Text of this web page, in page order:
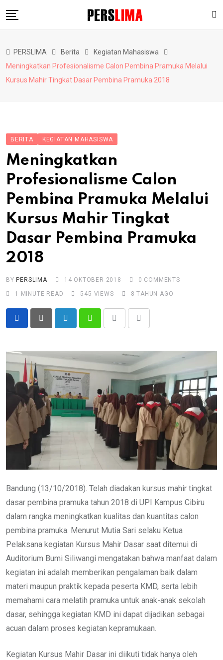
to
Pendidikan
Hiburan
PERSLIMA Berita
Kegiatan Mahasiswa
Meningkatkan Profesionalisme Calon Pembina Pramuka Melalui
Kursus Mahir Tingkat Dasar Pembina Pramuka 2018
BERITA KEGIATAN MAHASISWA
Meningkatkan
Profesionalisme Calon
Pembina Pramuka Melalui
Kursus Mahir Tingkat
Dasar Pembina Pramuka
2018
BY PERSLIMA 14 OKTOBER 2018 0 COMMENTS
1 MINUTE READ
545 VIEWS 8 TAHUN AGO
Email
Bandung (13/10/2018). Telah diadakan kursus mahir tingkat
dasar pembina pramuka tahun 2018 di UPI Kampus Cibiru
dalam rangka meningkatkan kualitas dan kuantitas calon
pembina pramuka. Menurut Mutia Sari selaku Ketua
Pelaksana kegiatan Kursus Mahir Dasar saat ditemui di
Auditorium Bumi Siliwangi mengatakan bahwa manfaat dalam
kegiatan ini adalah memberikan pengalaman baik dalam
materi maupun praktik kepada peserta KMD, serta lebih
memahami cara melatih pramuka untuk anak-anak sekolah
dasar, sehingga kegiatan KMD ini dapat dijadikan sebagai
acuan dalam proses kegiatan kepramukaan.
Kegiatan Kursus Mahir Dasar ini diikuti tidak hanya oleh